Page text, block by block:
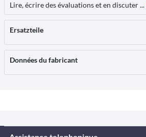
Lire, écrire des évaluations et en discuter ...
Ersatzteile
Données du fabricant